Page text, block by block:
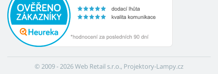
© 2009 - 2026 Web Retail s.r.o., Projektory-Lampy.cz